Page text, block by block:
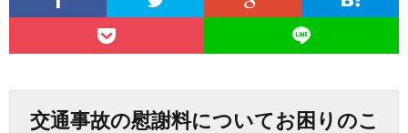
交通事故の慰謝料についてお困りのこ